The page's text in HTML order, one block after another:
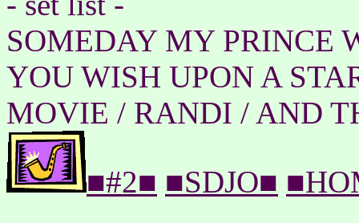
SOMEDAY MY PRINCE
YOU WISH UPON A
MOVIE / RANDI / AND
■#2■ ■SDJO■